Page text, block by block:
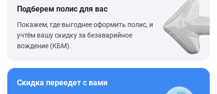
Подберем полис для вас
Покажем, где выгоднее оформить полис, и
учтём вашу скидку за безаварийное
вождение (КБМ).
Скидка переедет с вами